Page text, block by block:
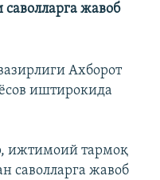
жавоб
Ахборот
иштирокида
ижтимоий тармоқ
саволларга жавоб